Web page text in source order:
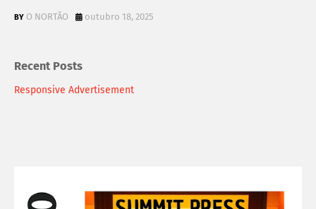
O NORTÃO outubro 18, 2025
Recent Posts
Responsive Advertisement